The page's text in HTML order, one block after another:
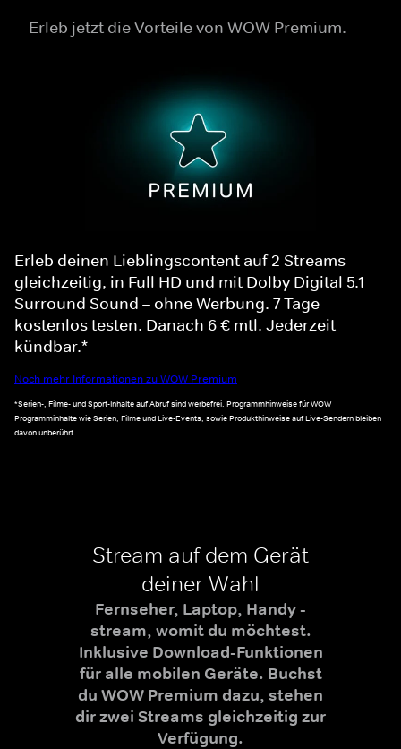
Erleb jetzt die Vorteile von WOW Premium.
Erleb deinen Lieblingscontent auf 2 Streams
gleichzeitig, in Full HD und mit Dolby Digital 5.1
Surround Sound – ohne Werbung. 7 Tage
kostenlos testen. Danach 6 € mtl. Jederzeit
kündbar.*
Noch mehr Informationen zu WOW Premium
*Serien-, Filme- und Sport-Inhalte auf Abruf sind werbefrei. Programmhinweise für WOW
Programminhalte wie Serien, Filme und Live-Events, sowie Produkthinweise auf Live-Sendern bleiben
davon unberührt.
Stream auf dem Gerät
deiner Wahl
Fernseher, Laptop, Handy -
stream, womit du möchtest.
Inklusive Download-Funktionen
für alle mobilen Geräte. Buchst
du WOW Premium dazu, stehen
dir zwei Streams gleichzeitig zur
Verfügung.